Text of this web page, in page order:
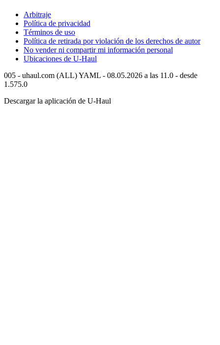
Arbitraje
Política de privacidad
Términos de uso
Política de retirada por violación de los derechos de autor
No vender ni compartir mi información personal
Ubicaciones de U-Haul
005 - uhaul.com (ALL) YAML - 08.05.2026 a las 11.0 - desde
1.575.0
Descargar la aplicación de U-Haul